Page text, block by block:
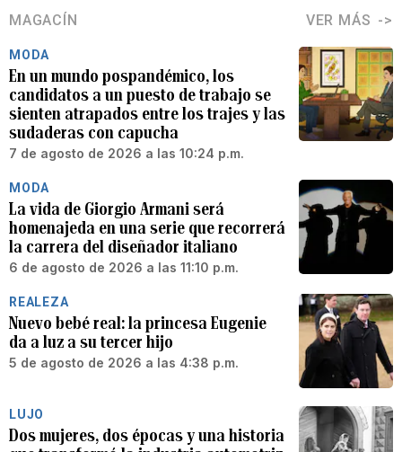
MAGACÍN VER MÁS
MODA
En un mundo pospandémico, los
candidatos a un puesto de trabajo se
sienten atrapados entre los trajes y las
sudaderas con capucha
7 de agosto de 2026 a las 10:24 p.m.
MODA
La vida de Giorgio Armani será
homenajeda en una serie que recorrerá
la carrera del diseñador italiano
6 de agosto de 2026 a las 11:10 p.m.
REALEZA
Nuevo bebé real: la princesa Eugenie
da a luz a su tercer hijo
5 de agosto de 2026 a las 4:38 p.m.
LUJO
Dos mujeres, dos épocas y una historia